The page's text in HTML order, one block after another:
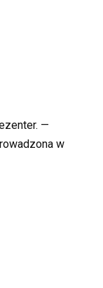
—
w